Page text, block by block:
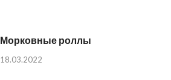
Морковные роллы
18.03.2022